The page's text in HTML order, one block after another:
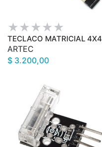
TECLACO MATRICIAL 4X4
ARTEC
$ 3.200,00